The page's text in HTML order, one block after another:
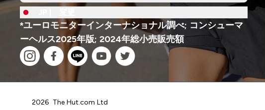
*ユーロモニターインターナショナル調べ; コンシューマ
ーヘルス2025年版; 2024年総小売販売額
2026 The Hut.com Ltd